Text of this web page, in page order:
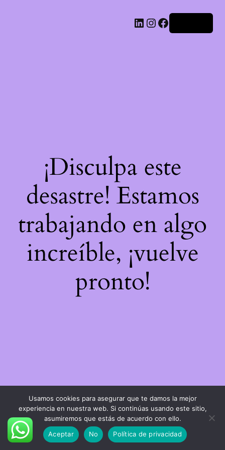
LinkedIn
Instagram
Facebook
¡Disculpa este
desastre! Estamos
trabajando en algo
increíble, ¡vuelve
pronto!
Usamos cookies para asegurar que te damos la mejor
experiencia en nuestra web. Si continúas usando este sitio,
asumiremos que estás de acuerdo con ello.
Aceptar
No Política de privacidad